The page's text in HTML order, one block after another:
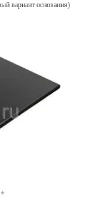
вариант основания)